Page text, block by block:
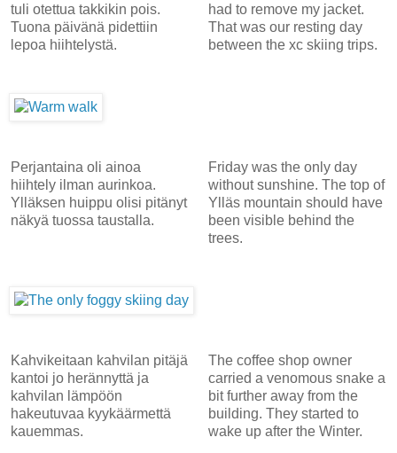
tuli otettua takkikin pois.
Tuona päivänä pidettiin
lepoa hiihtelystä.
had to remove my jacket.
That was our resting day
between the xc skiing trips.
Perjantaina oli ainoa
hiihtely ilman aurinkoa.
Ylläksen huippu olisi pitänyt
näkyä tuossa taustalla.
Friday was the only day
without sunshine. The top of
Ylläs mountain should have
been visible behind the
trees.
Kahvikeitaan kahvilan pitäjä
kantoi jo herännyttä ja
kahvilan lämpöön
hakeutuvaa kyykäärmettä
kauemmas.
The coffee shop owner
carried a venomous snake a
bit further away from the
building. They started to
wake up after the Winter.